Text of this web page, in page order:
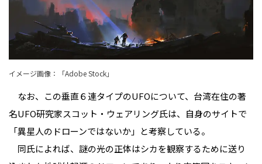
イメージ画像：「Adobe Stock」
なお、この垂直６連タイプのUFOについて、台湾在住の著
名UFO研究家スコット・ウェアリング氏は、自身のサイトで
「異星人のドローンではないか」と考察している。
同氏によれば、謎の光の正体はシカを観察するために送り